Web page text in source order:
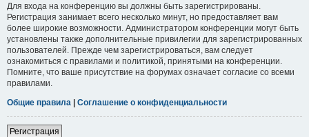
Для входа на конференцию вы должны быть зарегистрированы.
Регистрация занимает всего несколько минут, но предоставляет вам
более широкие возможности. Администратором конференции могут быть
установлены также дополнительные привилегии для зарегистрированных
пользователей. Прежде чем зарегистрироваться, вам следует
ознакомиться с правилами и политикой, принятыми на конференции.
Помните, что ваше присутствие на форумах означает согласие со всеми
правилами.
Общие правила | Соглашение о конфиденциальности
Регистрация